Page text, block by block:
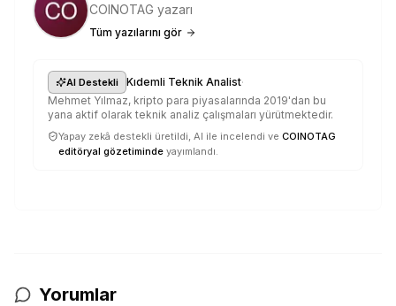
COINOTAG yazarı
Tüm yazılarını gör
AI Destekli Kıdemli Teknik Analist·
Mehmet Yılmaz, kripto para piyasalarında 2019'dan bu
yana aktif olarak teknik analiz çalışmaları yürütmektedir.
Yapay zekâ destekli üretildi, AI ile incelendi ve COINOTAG
editöryal gözetiminde yayımlandı.
Yorumlar